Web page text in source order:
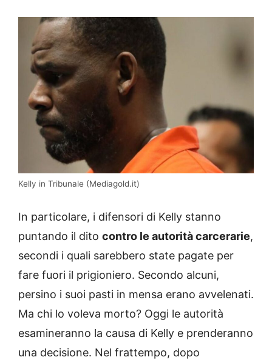
Kelly in Tribunale (Mediagold.it)
In particolare, i difensori di Kelly stanno
puntando il dito contro le autorità carcerarie,
secondi i quali sarebbero state pagate per
fare fuori il prigioniero. Secondo alcuni,
persino i suoi pasti in mensa erano avvelenati.
Ma chi lo voleva morto? Oggi le autorità
esamineranno la causa di Kelly e prenderanno
una decisione. Nel frattempo, dopo